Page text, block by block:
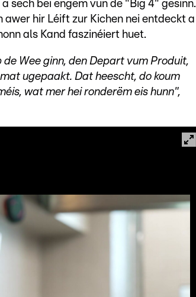
sech bei engem vun de "Big 4" gesinn.
awer hir Léift zur Kichen nei entdeckt a
als Kand faszinéiert huet.
Wee ginn, den Depart vum Produit,
ugepaakt. Dat heescht, do koum
wat mer hei ronderëm eis hunn",